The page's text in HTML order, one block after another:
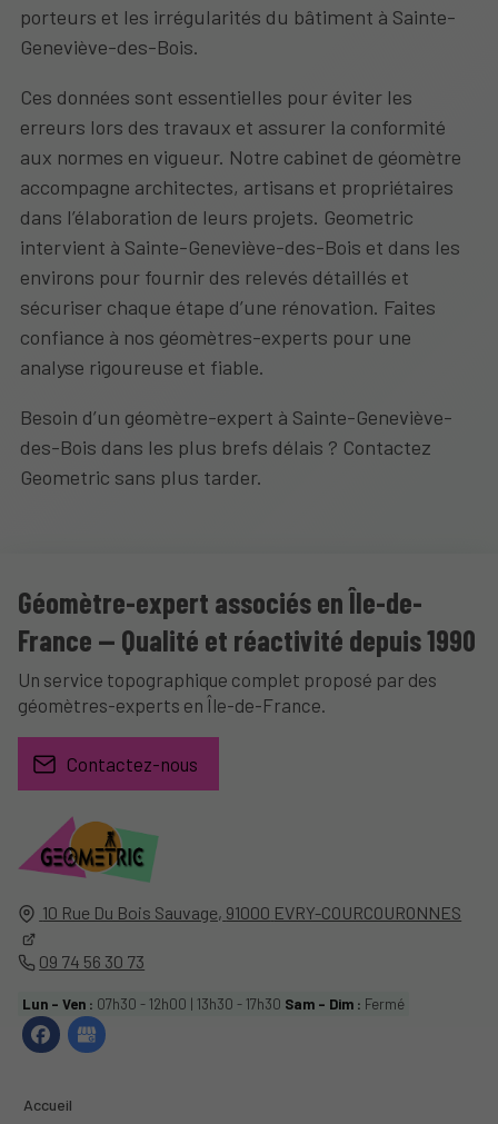
porteurs et les irrégularités du bâtiment à Sainte-
Geneviève-des-Bois.
Ces données sont essentielles pour éviter les
erreurs lors des travaux et assurer la conformité
aux normes en vigueur. Notre cabinet de géomètre
accompagne architectes, artisans et propriétaires
dans l’élaboration de leurs projets. Geometric
intervient à Sainte-Geneviève-des-Bois et dans les
environs pour fournir des relevés détaillés et
sécuriser chaque étape d’une rénovation. Faites
confiance à nos géomètres-experts pour une
analyse rigoureuse et fiable.
Besoin d’un géomètre-expert à Sainte-Geneviève-
des-Bois dans les plus brefs délais ? Contactez
Geometric sans plus tarder.
10 Rue Du Bois Sauvage, 91000 EVRY-COURCOURONNES
09 74 56 30 73
Lun - Ven : 07h30 - 12h00 | 13h30 - 17h30 Sam - Dim : Fermé
Accueil
Géomètre-expert associés en Île-de-
France — Qualité et réactivité depuis 1990
Un service topographique complet proposé par des
géomètres-experts en Île-de-France.
Contactez-nous